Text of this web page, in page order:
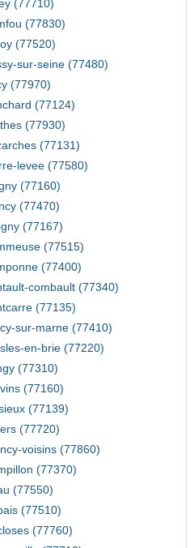
(77710)
(77830)
(77520)
sur-seine (77480)
(77970)
(77124)
(77930)
(77131)
levee (77580)
(77160)
(77470)
(77167)
(77515)
(77400)
combault (77340)
(77135)
sur-marne (77410)
en-brie (77220)
(77310)
(77160)
(77139)
(77720)
voisins (77860)
(77370)
(77550)
(77510)
(77760)